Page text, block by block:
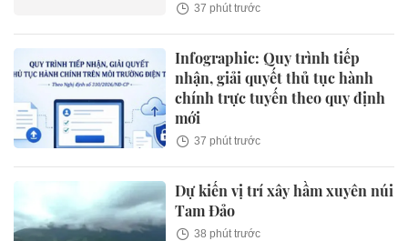
37 phút trước
Infographic: Quy trình tiếp
nhận, giải quyết thủ tục hành
chính trực tuyến theo quy định
mới
37 phút trước
Dự kiến vị trí xây hầm xuyên núi
Tam Đảo
38 phút trước